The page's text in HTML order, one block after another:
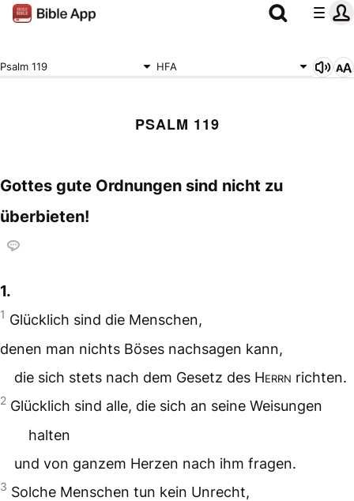
Psalm 119 HFA
PSALM 119
Gottes gute Ordnungen sind nicht zu
überbieten!
1.
1 Glücklich sind die Menschen,
denen man nichts Böses nachsagen kann,
die sich stets nach dem Gesetz des Herrn richten.
2 Glücklich sind alle, die sich an seine Weisungen
halten
und von ganzem Herzen nach ihm fragen.
3 Solche Menschen tun kein Unrecht,